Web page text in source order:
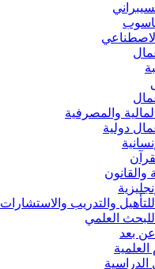
الاصطناعي
والمصرفية
دولية
والقانون
والتدريب والاستشارات
العلمي
بعد
العلمية
الدراسية